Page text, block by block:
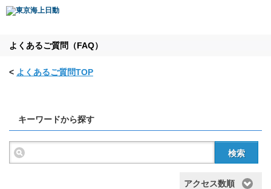
よくあるご質問（FAQ）
< よくあるご質問TOP
キーワードから探す
検索
アクセス数順